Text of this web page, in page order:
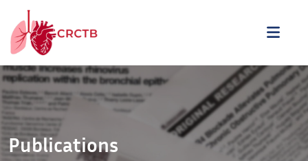
Aller au contenu
Publications